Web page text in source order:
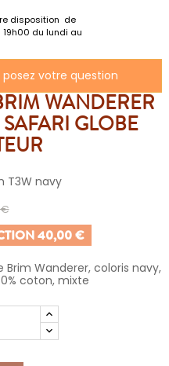
disposition de
19h00 du lundi au
votre question
WANDERER
GLOBE
T3W navy
€
40,00 €
Brim Wanderer, coloris navy,
coton, mixte